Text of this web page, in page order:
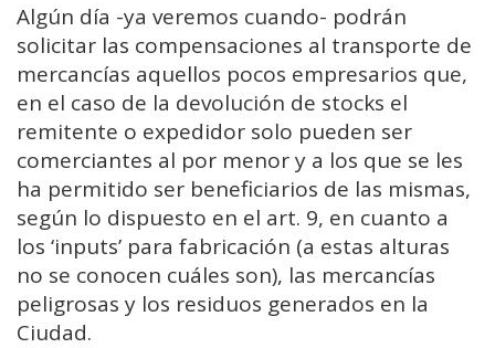
Algún día -ya veremos cuando- podrán
solicitar las compensaciones al transporte de
mercancías aquellos pocos empresarios que,
en el caso de la devolución de stocks el
remitente o expedidor solo pueden ser
comerciantes al por menor y a los que se les
ha permitido ser beneficiarios de las mismas,
según lo dispuesto en el art. 9, en cuanto a
los ‘inputs’ para fabricación (a estas alturas
no se conocen cuáles son), las mercancías
peligrosas y los residuos generados en la
Ciudad.